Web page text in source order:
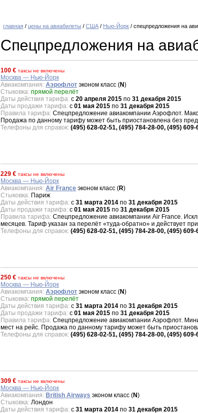
главная / цены на авиабилеты / США / Нью-Йорк / спецпредложения на
Спецпредложения на
100 € таксы не включены
Москва — Нью-Йорк
Авиакомпания: Аэрофлот эконом класс (N)
Стыковка: прямой перелёт
Даты действия тарифа: с 20 апреля 2015 по 31 декабря 2015
Даты продажи тарифа: с 01 мая 2015 по 31 декабря 2015
Правила тарифа: Спецпредложение авиакомпании Аэрофлот.
Продажа по данному тарифу может быть приостановлена без
Телефоны для справок: (495) 628-02-51, (495) 784-28-00, (495)
229 € таксы не включены
Москва — Нью-Йорк
Авиакомпания: Air France эконом класс (R)
Стыковка: Париж
Даты действия тарифа: с 31 марта 2014 по 31 декабря 2015
Даты продажи тарифа: с 01 мая 2015 по 31 декабря 2015
Правила тарифа: Спецпредложение авиакомпании Air France.
месяцев. Тариф указан за перелёт «туда-обратно» и действует
Телефоны для справок: (495) 628-02-51, (495) 784-28-00, (495)
250 € таксы не включены
Москва — Нью-Йорк
Авиакомпания: Аэрофлот эконом класс (N)
Стыковка: прямой перелёт
Даты действия тарифа: с 31 марта 2014 по 31 декабря 2015
Даты продажи тарифа: с 01 мая 2015 по 31 декабря 2015
Правила тарифа: Спецпредложение авиакомпании Аэрофлот.
мест на рейс. Продажа по данному тарифу может быть
Телефоны для справок: (495) 628-02-51, (495) 784-28-00, (495)
309 € таксы не включены
Москва — Нью-Йорк
Авиакомпания: British Airways эконом класс (N)
Стыковка: Лондон
Даты действия тарифа: с 31 марта 2014 по 31 декабря 2015